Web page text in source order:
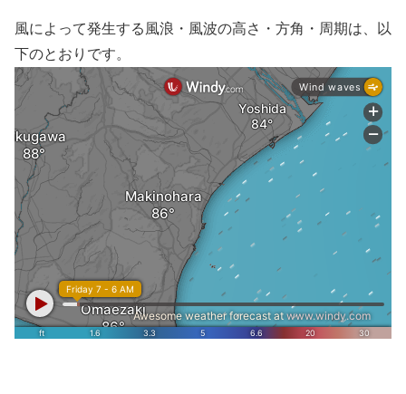
風によって発生する風浪・風波の高さ・方角・周期は、以
下のとおりです。